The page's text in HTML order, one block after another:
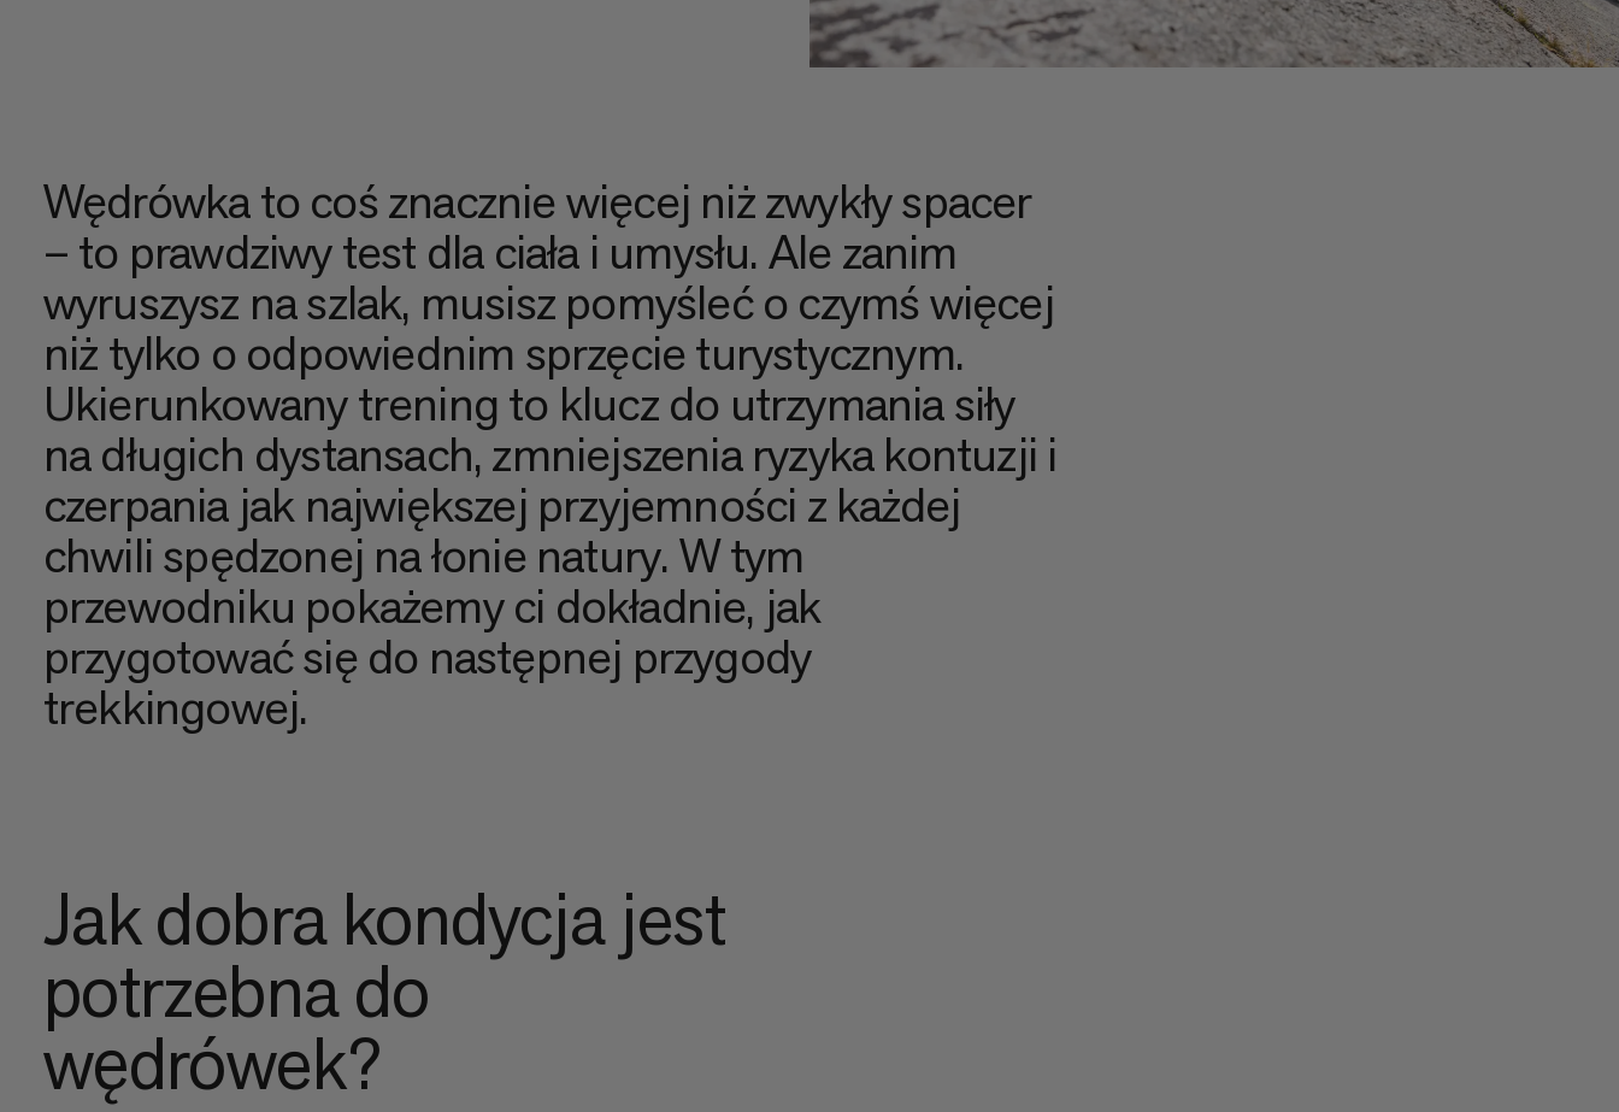
Wędrówka to coś znacznie więcej niż zwykły spacer
– to prawdziwy test dla ciała i umysłu. Ale zanim
wyruszysz na szlak, musisz pomyśleć o czymś więcej
niż tylko o odpowiednim sprzęcie turystycznym.
Ukierunkowany trening to klucz do utrzymania siły
na długich dystansach, zmniejszenia ryzyka kontuzji i
czerpania jak największej przyjemności z każdej
chwili spędzonej na łonie natury. W tym
przewodniku pokażemy ci dokładnie, jak
przygotować się do następnej przygody
trekkingowej.
Jak dobra kondycja jest
potrzebna do
wędrówek?